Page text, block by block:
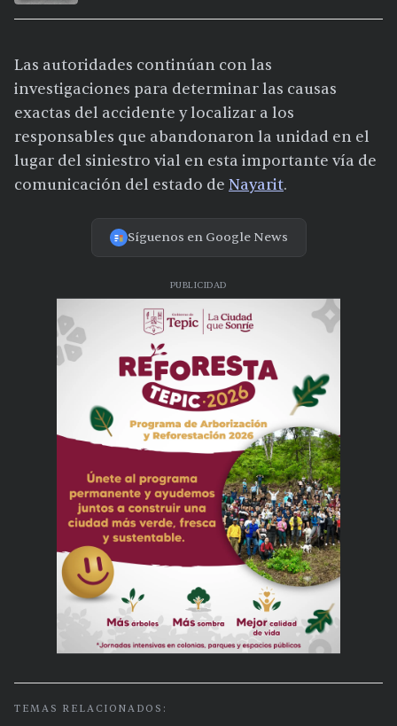
Las autoridades continúan con las
investigaciones para determinar las causas
exactas del accidente y localizar a los
responsables que abandonaron la unidad en el
lugar del siniestro vial en esta importante vía de
comunicación del estado de Nayarit.
Síguenos en Google News
PUBLICIDAD
TEMAS RELACIONADOS: